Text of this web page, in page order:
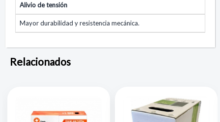
Alivio de tensión
Mayor durabilidad y resistencia mecánica.
Relacionados